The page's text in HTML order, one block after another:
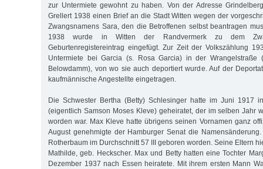
zur Untermiete gewohnt zu haben. Von der Adresse
Grellert 1938 einen Brief an die Stadt Witten wegen der
Zwangsnamens Sara, den die Betroffenen selbst beantragen
1938 wurde in Witten der Randvermerk zu dem
Geburtenregistereintrag eingefügt. Zur Zeit der Volkszählung
Untermiete bei Garcia (s. Rosa Garcia) in der Wrangelstraße
Belowdamm), von wo sie auch deportiert wurde. Auf der
kaufmännische Angestellte eingetragen.
Die Schwester Bertha (Betty) Schlesinger hatte im Juni 1917
(eigentlich Samson Moses Kleve) geheiratet, der im selben Jahr
worden war. Max Kleve hatte übrigens seinen Vornamen ganz
August genehmigte der Hamburger Senat die
Rotherbaum im Durchschnitt 57 III geboren worden. Seine Eltern
Mathilde, geb. Heckscher. Max und Betty hatten eine Tochter
Dezember 1937 nach Essen heiratete. Mit ihrem ersten Mann